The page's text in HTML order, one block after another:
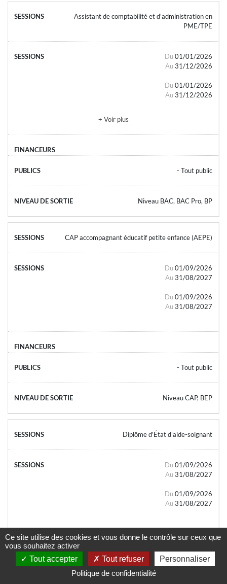
Assistant de comptabilité et d'administration en
PME/TPE
Du 01/01/2026
Au 31/12/2026
Du 01/01/2026
Au 31/12/2026
+ Voir plus
- Tout public
Niveau BAC, BAC Pro, BP
CAP accompagnant éducatif petite enfance (AEPE)
Du 01/09/2026
Au 31/08/2027
Du 01/09/2026
Au 31/08/2027
- Tout public
Niveau CAP, BEP
Diplôme d'État d'aide-soignant
Du 01/09/2026
Au 31/08/2027
Du 01/09/2026
Au 31/08/2027
- Tout public
Ce site utilise des cookies et vous donne le contrôle sur ceux que
vous souhaitez activer
Tout accepter
Tout refuser
Personnaliser
Politique de confidentialité